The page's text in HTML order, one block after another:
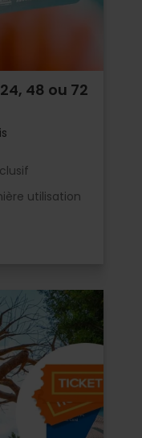
48 ou 72
utilisation